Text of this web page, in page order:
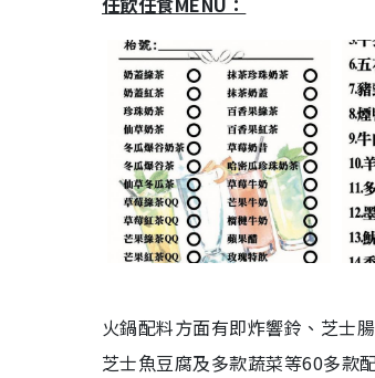
火鍋配料方面有即炸響鈴、芝士
芝士魚豆腐及多款蔬菜等60多款